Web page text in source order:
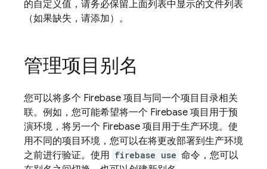
的自定义值，请务必保留上面列表中显示的文件列表
（如果缺失，请添加）。
管理项目别名
您可以将多个 Firebase 项目与同一个项目目录相关
联。例如，您可能希望将一个 Firebase 项目用于预
演环境，将另一个 Firebase 项目用于生产环境。使
用不同的项目环境，您可以在将更改部署到生产环境
之前进行验证。使用 firebase use 命令，您可以